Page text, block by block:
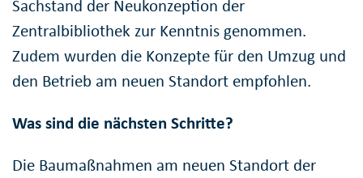
Sachstand der Neukonzeption der
Zentralbibliothek zur Kenntnis genommen.
Zudem wurden die Konzepte für den Umzug und
den Betrieb am neuen Standort empfohlen.
Was sind die nächsten Schritte?
Die Baumaßnahmen am neuen Standort der